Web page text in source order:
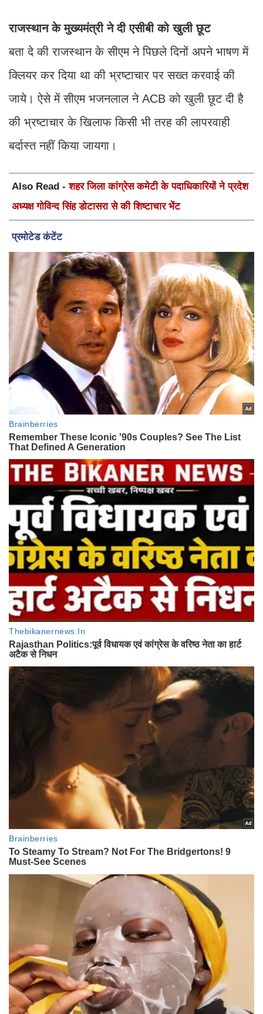
राजस्थान के मुख्यमंत्री ने दी एसीबी को खुली छूट
बता दे की राजस्थान के सीएम ने पिछले दिनों अपने भाषण में
क्लियर कर दिया था की भ्रष्टाचार पर सख्त करवाई की
जाये। ऐसे में सीएम भजनलाल ने ACB को खुली छूट दी है
की भ्रष्टाचार के खिलाफ किसी भी तरह की लापरवाही
बर्दास्त नहीं किया जायगा।
Also Read -शहर जिला कांग्रेस कमेटी के पदाधिकारियों ने प्रदेश
अध्यक्ष गोविन्द सिंह डोटासरा से की शिष्टाचार भेंट